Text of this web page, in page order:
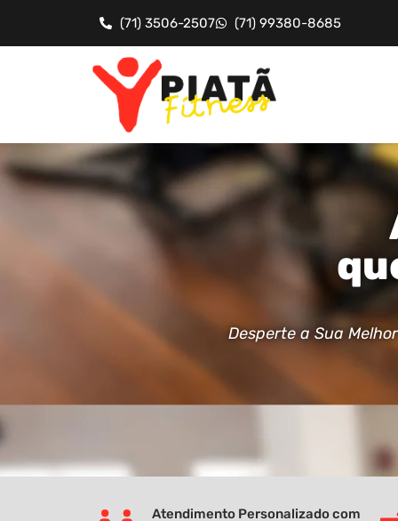
(71) 3506-2507 (71) 99380-8685
Desperte a Sua
Atendimento Personalizado com